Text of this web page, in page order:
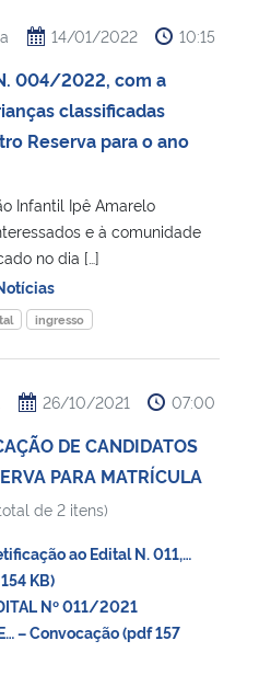
14/01/2022 10:15
004/2022, com a
classificadas
Reserva para o ano
Infantil Ipê Amarelo
e à comunidade
no dia […]
ingresso
26/10/2021 07:00
DE CANDIDATOS
PARA MATRÍCULA
de 2 itens)
ao Edital N. 011,…
KB)
Nº 011/2021
– Convocação (pdf 157